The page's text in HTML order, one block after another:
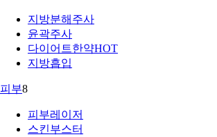
지방분해주사
윤곽주사
다이어트한약HOT
지방흡입
피부8
피부레이저
스킨부스터